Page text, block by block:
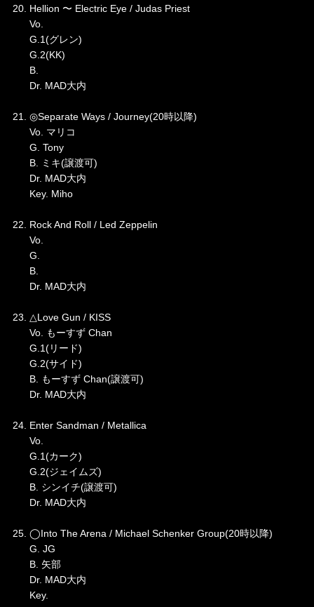
20. Hellion 〜 Electric Eye / Judas Priest
Vo.
G.1(グレン)
G.2(KK)
B.
Dr. MAD大内
21. ◎Separate Ways / Journey(20時以降)
Vo. マリコ
G. Tony
B. ミキ(譲渡可)
Dr. MAD大内
Key. Miho
22. Rock And Roll / Led Zeppelin
Vo.
G.
B.
Dr. MAD大内
23. △Love Gun / KISS
Vo. もーすず Chan
G.1(リード)
G.2(サイド)
B. もーすず Chan(譲渡可)
Dr. MAD大内
24. Enter Sandman / Metallica
Vo.
G.1(カーク)
G.2(ジェイムズ)
B. シンイチ(譲渡可)
Dr. MAD大内
25. ◯Into The Arena / Michael Schenker Group(20時以降)
G. JG
B. 矢部
Dr. MAD大内
Key.